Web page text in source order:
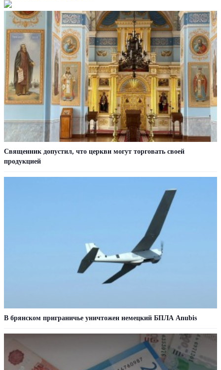
Священник допустил, что церкви могут торговать своей
продукцией
В брянском приграничье уничтожен немецкий БПЛА Anubis